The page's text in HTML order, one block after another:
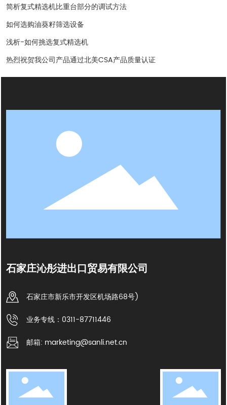
简析复式精选机比重台部分的调试方法
如何选购油葵籽筛选设备
浅析-如何挑选复式精选机
热烈祝贺我公司产品通过北美CSA产品质量认证
石家庄沁彤进出口贸易有限公司
石家庄市新乐市开发区机场路68号)
业务专线：0311-87711446
邮箱: marketing@sanli.net.cn